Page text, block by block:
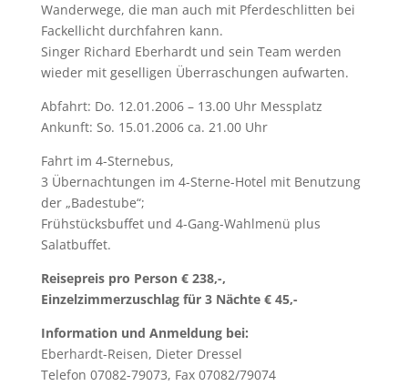
Wanderwege, die man auch mit Pferdeschlitten bei
Fackellicht durchfahren kann.
Singer Richard Eberhardt und sein Team werden
wieder mit geselligen Überraschungen aufwarten.
Abfahrt: Do. 12.01.2006 – 13.00 Uhr Messplatz
Ankunft: So. 15.01.2006 ca. 21.00 Uhr
Fahrt im 4-Sternebus,
3 Übernachtungen im 4-Sterne-Hotel mit Benutzung
der „Badestube“;
Frühstücksbuffet und 4-Gang-Wahlmenü plus
Salatbuffet.
Reisepreis pro Person € 238,-,
Einzelzimmerzuschlag für 3 Nächte € 45,-
Information und Anmeldung bei:
Eberhardt-Reisen, Dieter Dressel
Telefon 07082-79073, Fax 07082/79074